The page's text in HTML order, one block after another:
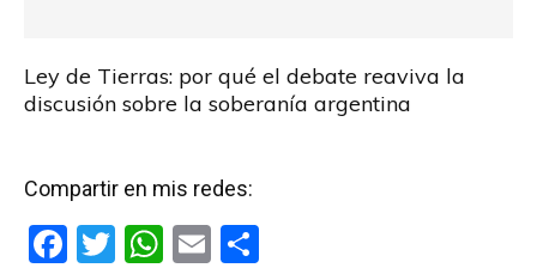
Ley de Tierras: por qué el debate reaviva la
discusión sobre la soberanía argentina
Compartir en mis redes:
F
T
W E